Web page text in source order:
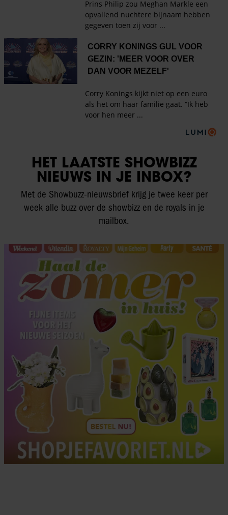
HET LAATSTE SHOWBIZZ
NIEUWS IN JE INBOX?
Met de Showbuzz-nieuwsbrief krijg je twee keer per
week alle buzz over de showbizz en de royals in je
mailbox.